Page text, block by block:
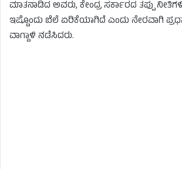
ಮಾತನಾಡಿದ ಅವರು, ಕೇಂದ್ರ ಸರ್ಕಾರದ ತಪ್ಪು
ಇಷ್ಟೊಂದು ಬೆಲೆ ಏರಿಕೆಯಾಗಿದೆ ಎಂದು ನೇರವಾಗಿ
ವಾಗ್ದಾಳಿ ನಡೆಸಿದರು.